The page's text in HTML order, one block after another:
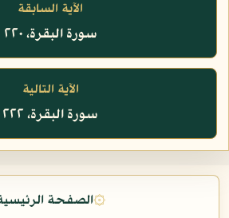
الآية السابقة
سورة البقرة، ٢٢٠
الآية التالية
سورة البقرة، ٢٢٢
۞الصفحة